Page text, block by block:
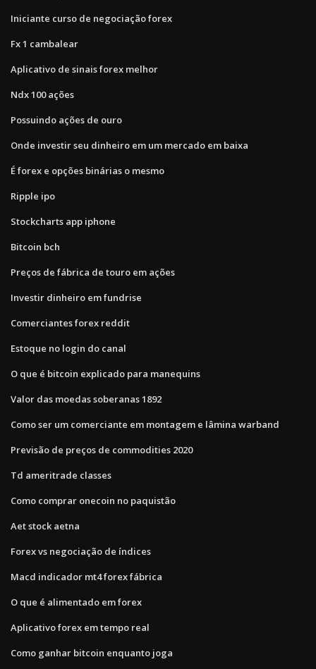
Iniciante curso de negociação forex
Fx 1 cambalear
Aplicativo de sinais forex melhor
Ndx 100 ações
Possuindo ações de ouro
Onde investir seu dinheiro em um mercado em baixa
É forex e opções binárias o mesmo
Ripple ipo
Stockcharts app iphone
Bitcoin bch
Preços de fábrica de touro em ações
Investir dinheiro em fundrise
Comerciantes forex reddit
Estoque no login do canal
O que é bitcoin explicado para manequins
Valor das moedas soberanas 1892
Como ser um comerciante em montagem e lâmina warband
Previsão de preços de commodities 2020
Td ameritrade classes
Como comprar onecoin no paquistão
Aet stock aetna
Forex vs negociação de índices
Macd indicador mt4 forex fábrica
O que é alimentado em forex
Aplicativo forex em tempo real
Como ganhar bitcoin enquanto joga